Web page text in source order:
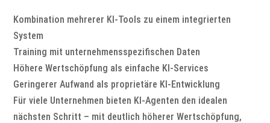
Kombination mehrerer KI-Tools zu einem integrierten
System
Training mit unternehmensspezifischen Daten
Höhere Wertschöpfung als einfache KI-Services
Geringerer Aufwand als proprietäre KI-Entwicklung
Für viele Unternehmen bieten KI-Agenten den idealen
nächsten Schritt – mit deutlich höherer Wertschöpfung,